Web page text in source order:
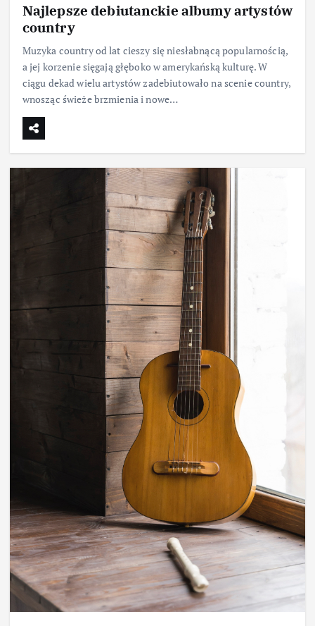
Najlepsze debiutanckie albumy artystów
country
Muzyka country od lat cieszy się niesłabnącą popularnością,
a jej korzenie sięgają głęboko w amerykańską kulturę. W
ciągu dekad wielu artystów zadebiutowało na scenie country,
wnosząc świeże brzmienia i nowe…